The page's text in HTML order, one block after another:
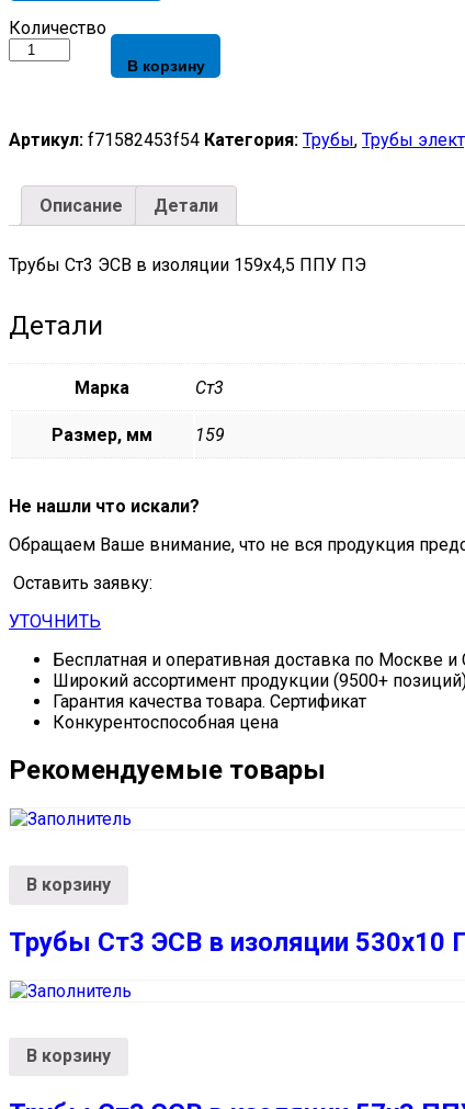
Трубы
Ст3
159х4,5
ППУ
quantity
Количество
В корзину
Артикул: f71582453f54 Категория: Трубы, Трубы
Описание Детали
Трубы Ст3 ЭСВ в изоляции 159х4,5 ППУ ПЭ
Детали
Марка Ст3
Размер, мм 159
Не нашли что искали?
Обращаем Ваше внимание, что не вся продукция
Оставить заявку:
УТОЧНИТЬ
Бесплатная и оперативная доставка по Москве и
Широкий ассортимент продукции (9500+
Гарантия качества товара. Сертификат
Конкурентоспособная цена
Рекомендуемые товары
В корзину
Трубы Ст3 ЭСВ в изоляции 530х10
В корзину